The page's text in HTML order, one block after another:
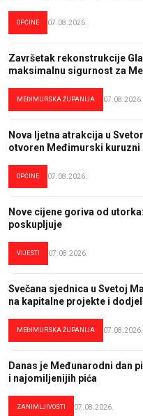
OPĆINE 07.08.2026.
Završetak rekonstrukcije
maksimalnu sigurnost za
MEĐIMURSKA ŽUPANIJA 07.08.2026.
Nova ljetna atrakcija u
otvoren Međimurski kuruzni
OPĆINE 07.08.2026.
Nove cijene goriva od
poskupljuje
VIJESTI 07.08.2026.
Svečana sjednica u Svetoj
na kapitalne projekte i
MEĐIMURSKA ŽUPANIJA 07.08.2026.
Danas je Međunarodni dan
i najomiljenijih pića
ZANIMLJIVOSTI 07.08.2026.